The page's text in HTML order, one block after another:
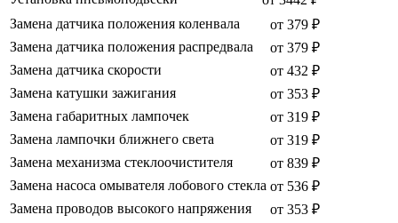
Замена датчика положения коленвала
от 379 ₽
Замена датчика положения распредвала
от 379 ₽
Замена датчика скорости
от 432 ₽
Замена катушки зажигания
от 353 ₽
Замена габаритных лампочек
от 319 ₽
Замена лампочки ближнего света
от 319 ₽
Замена механизма стеклоочистителя
от 839 ₽
Замена насоса омывателя лобового стекла от 536 ₽
Замена проводов высокого напряжения
от 353 ₽